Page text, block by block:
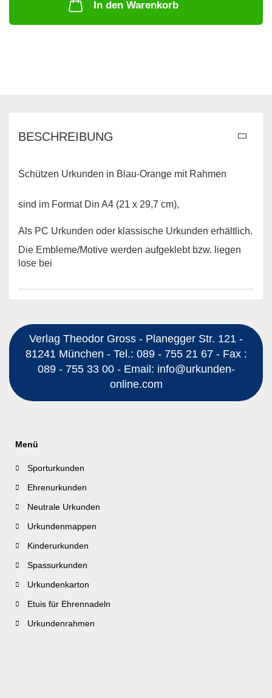
In den Warenkorb
BESCHREIBUNG
Schützen Urkunden in Blau-Orange mit Rahmen
sind im Format Din A4 (21 x 29,7 cm),
Als PC Urkunden oder klassische Urkunden erhältlich.
Die Embleme/Motive werden aufgeklebt bzw. liegen
lose bei
Verlag Theodor Gross - Planegger Str. 121 -
81241 München - Tel.: 089 - 755 21 67 - Fax :
089 - 755 33 00 - Email: info@urkunden-
online.com
Menü
Sporturkunden
Ehrenurkunden
Neutrale Urkunden
Urkundenmappen
Kinderurkunden
Spassurkunden
Urkundenkarton
Etuis für Ehrennadeln
Urkundenrahmen